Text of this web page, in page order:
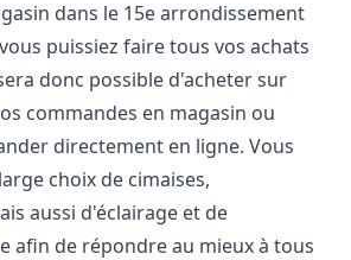
dans le 15e arrondissement
puissiez faire tous vos achats
donc possible d'acheter sur
commandes en magasin ou
directement en ligne. Vous
choix de cimaises,
aussi d'éclairage et de
afin de répondre au mieux à tous